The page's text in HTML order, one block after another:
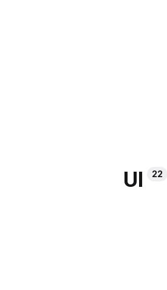
UI 22